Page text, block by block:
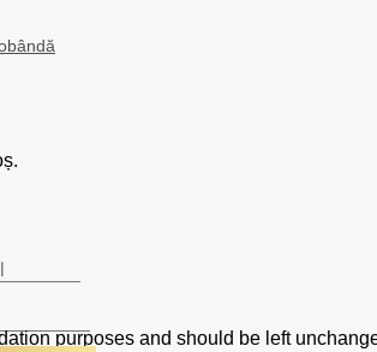
purposes and should be left